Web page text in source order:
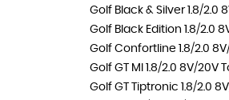
Golf Black & Silver 1.8/2.0
Golf Black Edition 1.8/2.0
Golf Confortline 1.8/2.0
Golf GT MI 1.8/2.0 8V/
Golf GT Tiptronic 1.8/2.0